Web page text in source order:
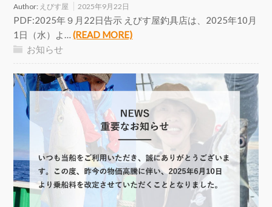
Author: えびす屋 2025年9月22日
PDF:2025年９月22日告示 えびす屋釣具店は、2025年10月
1日（水）よ…(READ MORE)
お知らせ